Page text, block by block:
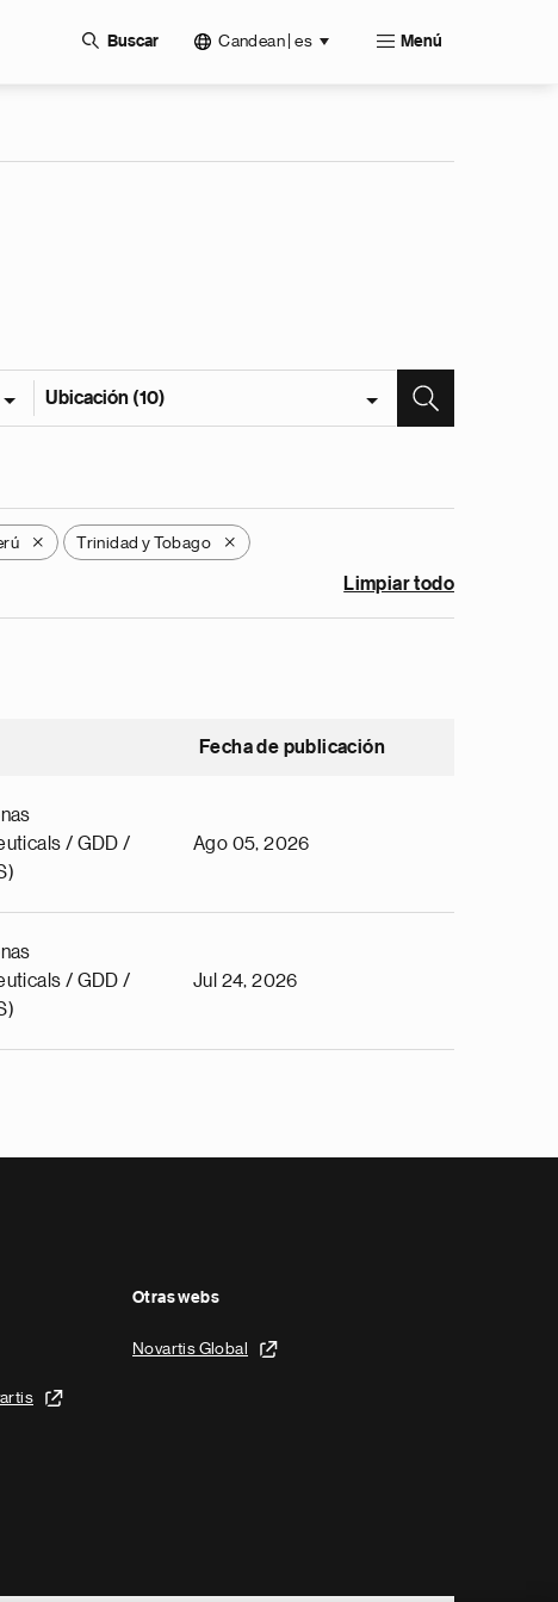
Buscar Candean | es Menú
Ubicación (10)
X Trinidad y Tobago X
Limpiar todo
Fecha de publicación
/ GDD /
Ago 05, 2026
/ GDD /
Jul 24, 2026
Otras webs
Novartis Global